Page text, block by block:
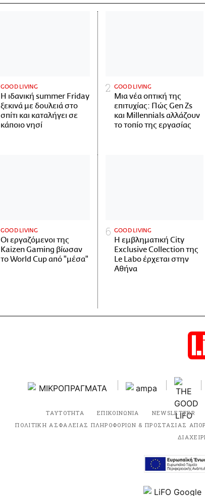
GOOD LIVING
Η ιδανική summer Friday
ξεκινά με δουλειά στο
σπίτι και καταλήγει σε
κάποιο νησί
GOOD LIVING
Μια νέα οπτική της
επιτυχίας: Πώς Gen Zs
και Millennials αλλάζουν
το τοπίο της εργασίας
GOOD LIVING
Οι εργαζόμενοι της
Kaizen Gaming βίωσαν
το World Cup από "μέσα"
GOOD LIVING
Η εμβληματική City
Exclusive Collection της
Le Labo έρχεται στην
Αθήνα
ΤΑΥΤΟΤΗΤΑ ΕΠΙΚΟΙΝΩΝΙΑ NEWSLETTER
ΠΟΛΙΤΙΚΗ ΑΣΦΑΛΕΙΑΣ ΠΛΗΡΟΦΟΡΙΩΝ & ΠΡΟΣΤΑΣΙΑΣ